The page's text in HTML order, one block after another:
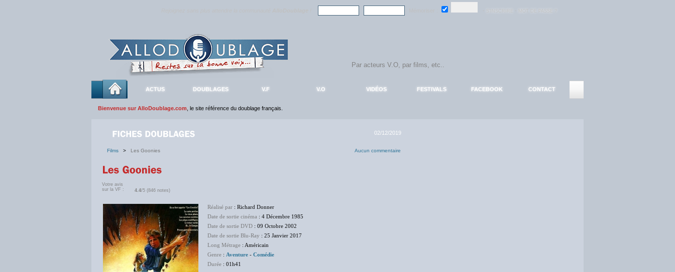
ACTUS DOUBLAGES V.F V.O VIDÉOS FESTIVALS FACEBOOK CONTACT
Bienvenue sur AlloDoublage.com , le site référence du doublage français.
02/12/2019
Films > Les Goonies Aucun commentaire
Votre avis
sur la VF :
4.4/5 (846 notes)
Réalisé par : Richard Donner
Date de sortie cinéma : 4 Décembre 1985
Date de sortie DVD : 09 Octobre 2002
Date de sortie Blu-Ray : 25 Janvier 2017
Long Métrage : Américain
Genre : Aventure - Comédie
Durée : 01h41